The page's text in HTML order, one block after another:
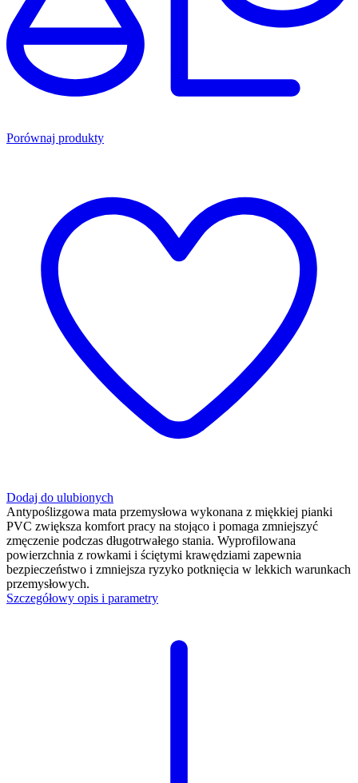
Porównaj produkty
Dodaj do ulubionych
Antypoślizgowa mata przemysłowa wykonana z miękkiej pianki
PVC zwiększa komfort pracy na stojąco i pomaga zmniejszyć
zmęczenie podczas długotrwałego stania. Wyprofilowana
powierzchnia z rowkami i ściętymi krawędziami zapewnia
bezpieczeństwo i zmniejsza ryzyko potknięcia w lekkich warunkach
przemysłowych.
Szczegółowy opis i parametry